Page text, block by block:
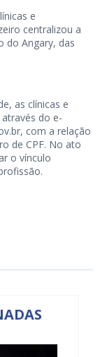
e
centralizou a
do Angary, das
as clínicas e
do e-
, com a relação
de CPF. No ato
o vínculo